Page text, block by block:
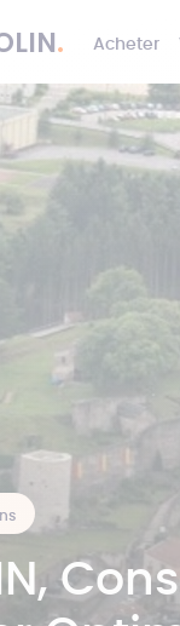
. Acheter
,